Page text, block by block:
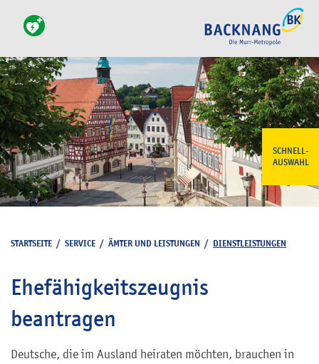
SCHNELL-
AUSWAHL
STARTSEITE / SERVICE / ÄMTER UND LEISTUNGEN / DIENSTLEISTUNGEN
Ehefähigkeitszeugnis
beantragen
Deutsche, die im Ausland heiraten möchten, brauchen in